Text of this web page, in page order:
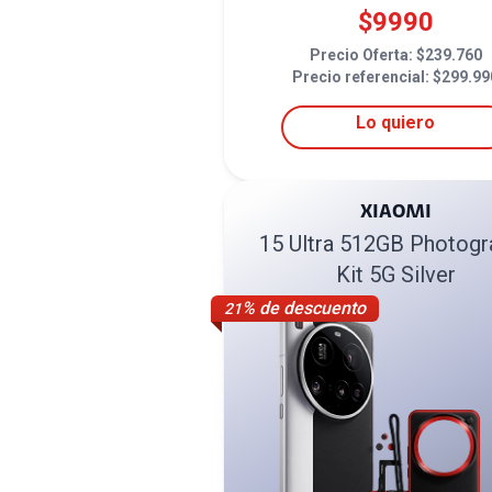
$9990
Precio Oferta: $239.760
Precio referencial: $
Lo quiero
21% de descuento
XIAOMI
15 Ultra 512GB
Kit 5G Silver